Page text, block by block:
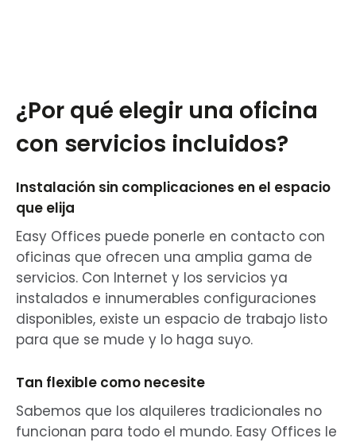
¿Por qué elegir una oficina
con servicios incluidos?
Instalación sin complicaciones en el espacio
que elija
Easy Offices puede ponerle en contacto con
oficinas que ofrecen una amplia gama de
servicios. Con Internet y los servicios ya
instalados e innumerables configuraciones
disponibles, existe un espacio de trabajo listo
para que se mude y lo haga suyo.
Tan flexible como necesite
Sabemos que los alquileres tradicionales no
funcionan para todo el mundo. Easy Offices le